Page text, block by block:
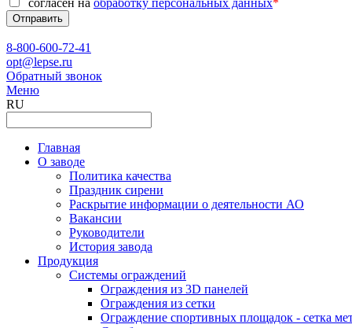
8-800-600-72-41
opt@lepse.ru
Обратный звонок
Меню
RU
Главная
О заводе
Политика качества
Праздник сирени
Раскрытие информации о деятельности АО
Вакансии
Руководители
История завода
Продукция
Системы ограждений
Ограждения из 3D панелей
Ограждения из сетки
Ограждение спортивных площадок - сетка